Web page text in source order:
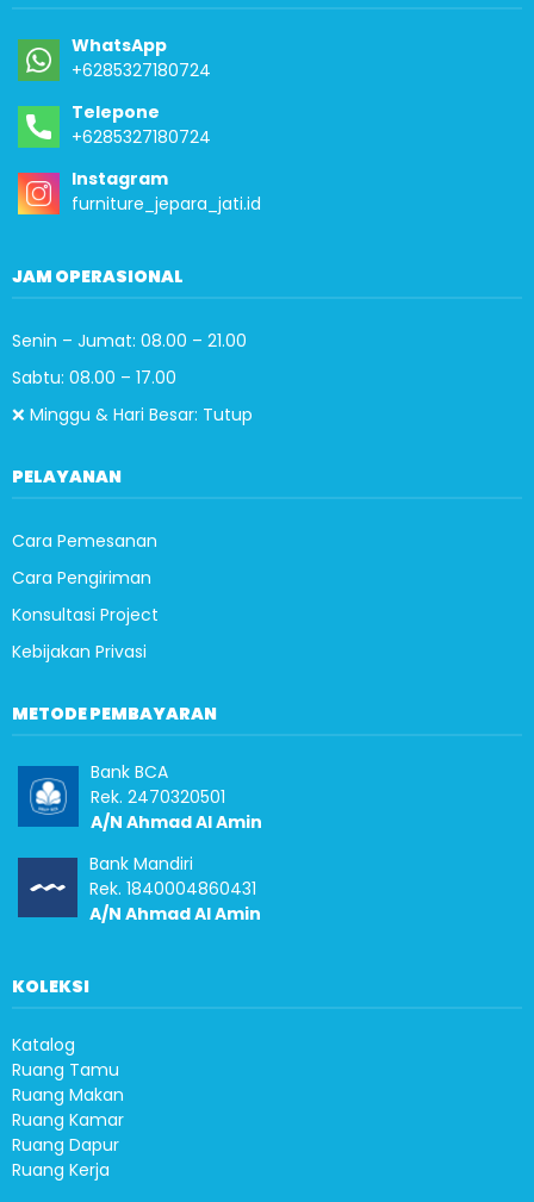
WhatsApp
+6285327180724
Telepone
+6285327180724
Instagram
furniture_jepara_jati.id
JAM OPERASIONAL
Senin – Jumat: 08.00 – 21.00
Sabtu: 08.00 – 17.00
❌ Minggu & Hari Besar: Tutup
PELAYANAN
Cara Pemesanan
Cara Pengiriman
Konsultasi Project
Kebijakan Privasi
METODE PEMBAYARAN
Bank BCA
Rek. 2470320501
A/N Ahmad Al Amin
Bank Mandiri
Rek. 1840004860431
A/N Ahmad Al Amin
KOLEKSI
Katalog
Ruang Tamu
Ruang Makan
Ruang Kamar
Ruang Dapur
Ruang Kerja